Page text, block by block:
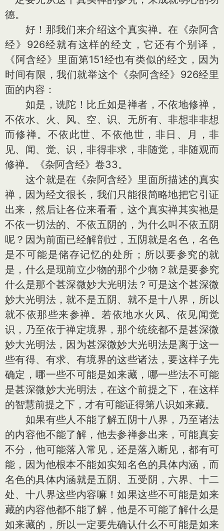
德。
好！那我们来介绍这个真实禅。在《杂阿含
经》926经就有这样的经文，它还有个别译，
《阿含经》里面第151经也有类似的经文，因为
时间有限，我们就举这个《杂阿含经》926经里
面的内容：
如是，诜陀！比丘如是禅者，不依地修禅，
不依水、火、风、空、识、无所有、非想非非想
而修禅。不依此世、不依他世，非日、月，非
见、闻、觉、识，非得非求，非随觉，非随观而
修禅。《杂阿含经》卷33。
这个就是在《杂阿含经》里面所描述的真实
禅，因为经文很长，我们只能很简略地把它引证
出来，然后让各位来看看，这个真实禅其实祂是
不依一切法的、不依五阴的，为什么叫不依五阴
呢？因为前面已经解剖过，五阴就是名色，名色
是不可能是储存记忆的处所；所以要参究的就
是，什么是现前立少物的那个少物？就是要参究
什么是那个甚深微妙大光明法？可是这个甚深微
妙大光明法，就不是五阴、就不是十八界，所以
就不依那些来参禅。若依地水火风、依见闻觉
识，乃至依于禅定境界，那个统统都不是甚深微
妙大光明法，因为甚深微妙大光明法是离于这一
些有得、有求、有境界的这些诸法，要这样子先
确定，哪一些不可能是如来藏，哪一些法不可能
是甚深微妙大光明法，在这个前提之下，在这样
的智慧前提之下，才有可能证得第八识如来藏。
如果有些人不能了解五阴十八界，乃至诸法
的内容他不能了解，他去参禅参出来，可能真妄
不分，他可能落入常见，还是落入断见，都有可
能，因为他根本不能如实知名色的具体内涵，而
名色的具体内涵就是五阴、五受阴，六界、十二
处、十八界这些内容嘛！如果这些不可能是如来
藏的内容他都不能了解，他是不可能了解什么是
如来藏的，所以一定要先确认什么不可能是如来